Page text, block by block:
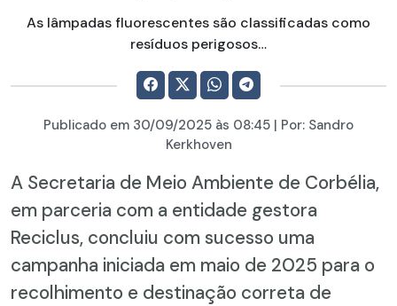
As lâmpadas fluorescentes são classificadas como
resíduos perigosos…
Publicado em 30/09/2025 às 08:45 | Por: Sandro
Kerkhoven
A Secretaria de Meio Ambiente de Corbélia,
em parceria com a entidade gestora
Reciclus, concluiu com sucesso uma
campanha iniciada em maio de 2025 para o
recolhimento e destinação correta de